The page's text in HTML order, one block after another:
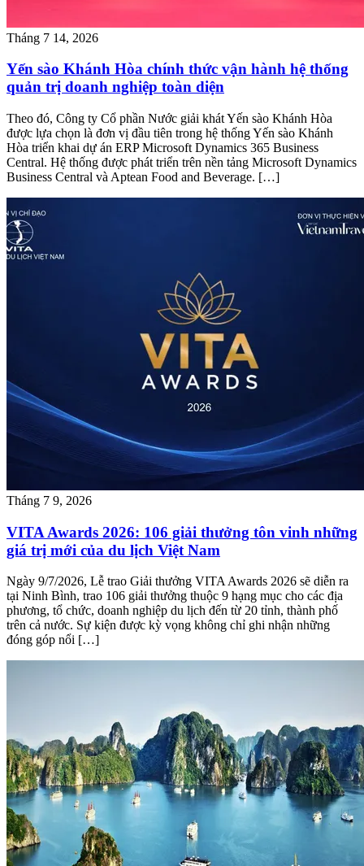
Tháng 7 14, 2026
Yến sào Khánh Hòa chính thức vận hành hệ thống
quản trị doanh nghiệp toàn diện
Theo đó, Công ty Cổ phần Nước giải khát Yến sào Khánh Hòa
được lựa chọn là đơn vị đầu tiên trong hệ thống Yến sào Khánh
Hòa triển khai dự án ERP Microsoft Dynamics 365 Business
Central. Hệ thống được phát triển trên nền tảng Microsoft Dynamics
Business Central và Aptean Food and Beverage. […]
Tháng 7 9, 2026
VITA Awards 2026: 106 giải thưởng tôn vinh những
giá trị mới của du lịch Việt Nam
Ngày 9/7/2026, Lễ trao Giải thưởng VITA Awards 2026 sẽ diễn ra
tại Ninh Bình, trao 106 giải thưởng thuộc 9 hạng mục cho các địa
phương, tổ chức, doanh nghiệp du lịch đến từ 20 tỉnh, thành phố
trên cả nước. Sự kiện được kỳ vọng không chỉ ghi nhận những
đóng góp nổi […]